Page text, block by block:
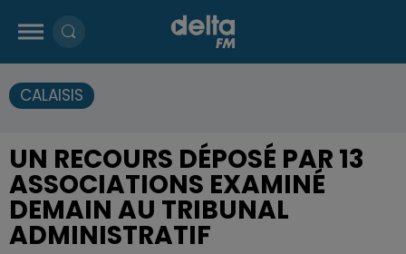
CALAISIS
UN RECOURS DÉPOSÉ PAR 13
ASSOCIATIONS EXAMINÉ
DEMAIN AU TRIBUNAL
ADMINISTRATIF